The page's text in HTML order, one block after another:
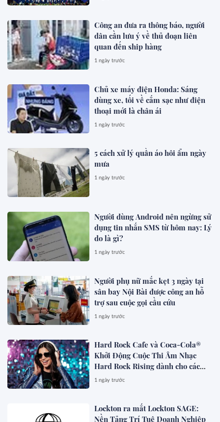
Công an đưa ra thông báo, người
dân cần lưu ý về thủ đoạn liên
quan đến ship hàng
1 ngày trước
Chủ xe máy điện Honda: Sáng
dùng xe, tối về cắm sạc như điện
thoại mới là chân ái
1 ngày trước
5 cách xử lý quần áo hôi ẩm ngày
mưa
1 ngày trước
Người dùng Android nên ngừng sử
dụng tin nhắn SMS từ hôm nay: Lý
do là gì?
1 ngày trước
Người phụ nữ mắc kẹt 3 ngày tại
sân bay Nội Bài được công an hỗ
trợ sau cuộc gọi cầu cứu
1 ngày trước
Hard Rock Cafe và Coca-Cola®
Khởi Động Cuộc Thi Âm Nhạc
Hard Rock Rising dành cho các
Nghệ Sĩ Trẻ Triển Vọng
1 ngày trước
Lockton ra mắt Lockton SAGE:
Nền Tảng Trí Tuệ Doanh Nghiệp